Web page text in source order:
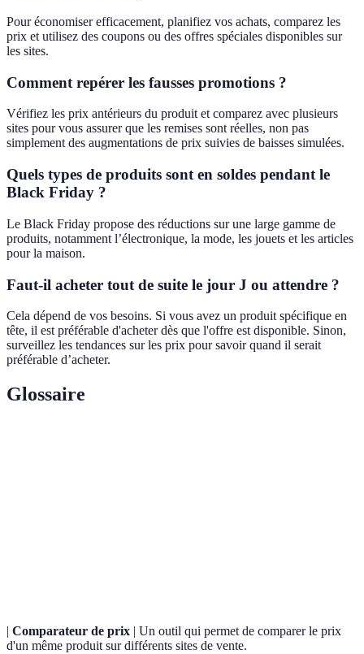
Pour économiser efficacement, planifiez vos achats, comparez les
prix et utilisez des coupons ou des offres spéciales disponibles sur
les sites.
Comment repérer les fausses promotions ?
Vérifiez les prix antérieurs du produit et comparez avec plusieurs
sites pour vous assurer que les remises sont réelles, non pas
simplement des augmentations de prix suivies de baisses simulées.
Quels types de produits sont en soldes pendant le
Black Friday ?
Le Black Friday propose des réductions sur une large gamme de
produits, notamment l’électronique, la mode, les jouets et les articles
pour la maison.
Faut-il acheter tout de suite le jour J ou attendre ?
Cela dépend de vos besoins. Si vous avez un produit spécifique en
tête, il est préférable d'acheter dès que l'offre est disponible. Sinon,
surveillez les tendances sur les prix pour savoir quand il serait
préférable d’acheter.
Glossaire
| Comparateur de prix | Un outil qui permet de comparer le prix
d'un même produit sur différents sites de vente.